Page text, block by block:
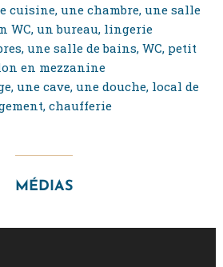
cuisine, une chambre, une salle
WC, un bureau, lingerie
une salle de bains, WC, petit
en mezzanine
une cave, une douche, local de
chaufferie
MÉDIAS